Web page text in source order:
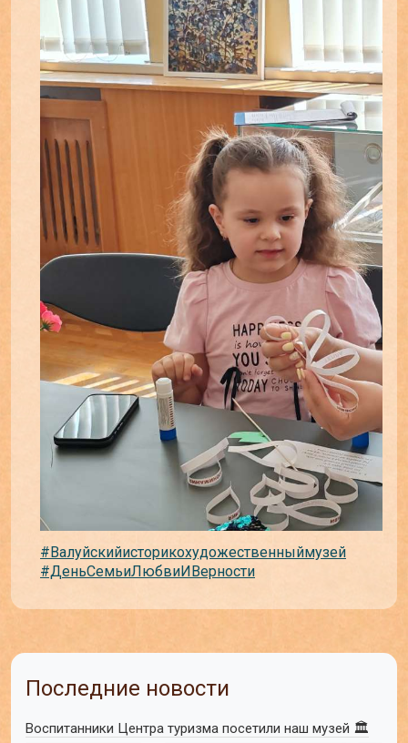
#Валуйскийисторикохудожественныймузей
#ДеньСемьиЛюбвиИВерности
Последние новости
Воспитанники Центра туризма посетили наш музей 🏛